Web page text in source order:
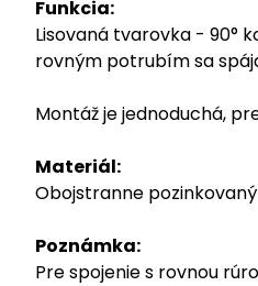
Funkcia:
Lisovaná tvarovka - 90°
rovným potrubím sa
Montáž je jednoduchá,
Materiál:
Obojstranne
Poznámka:
Pre spojenie s rovnou